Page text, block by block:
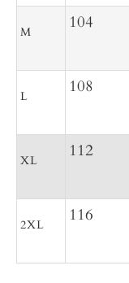
M 104
L 108
XL 112
2XL 116